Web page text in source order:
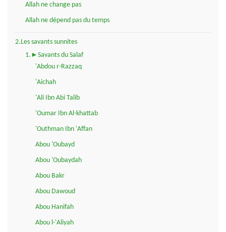
Allah ne change pas
Allah ne dépend pas du temps
2.Les savants sunnites
1.►Savants du Salaf
'Abdou r-Razzaq
'Aichah
'Ali Ibn Abi Talib
'Oumar Ibn Al-khattab
'Outhman Ibn 'Affan
Abou 'Oubayd
Abou 'Oubaydah
Abou Bakr
Abou Dawoud
Abou Hanifah
Abou l-'Aliyah